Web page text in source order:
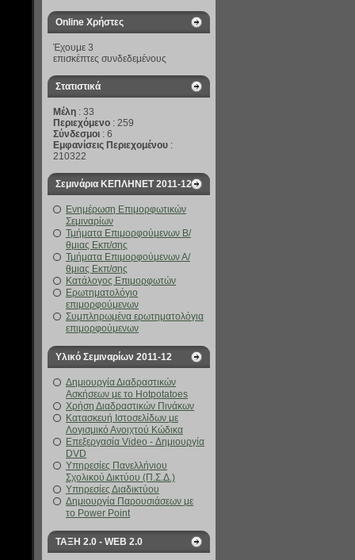
Online Χρήστες
Έχουμε 3
επισκέπτες συνδεδεμένους
Στατιστικά
Μέλη : 33
Περιεχόμενο : 259
Σύνδεσμοι : 6
Εμφανίσεις Περιεχομένου :
210322
Σεμινάρια ΚΕΠΛΗΝΕΤ 2011-12
Ενημέρωση Επιμορφωτικών
Σεμιναρίων
Τμήματα Επιμορφούμενων Β/
θμιας Εκπ/σης
Τμήματα Επιμορφούμενων Α/
θμιας Εκπ/σης
Κατάλογος Επιμορφωτών
Ερωτηματολόγιο
επιμορφούμενων
Συμπληρωμένα ερωτηματολόγια
επιμορφούμενων
Υλικό Σεμιναρίων 2011-12
Δημιουργία Διαδραστικών
Ασκήσεων με το Hotpotatoes
Χρήση Διαδραστικών Πινάκων
Κατασκευή Ιστοσελίδων με
Λογισμικό Ανοιχτού Κώδικα
Επεξεργασία Video - Δημιουργία
DVD
Υπηρεσίες Πανελλήνιου
Σχολικού Δικτύου (Π.Σ.Δ.)
Υπηρεσίες Διαδικτύου
Δημιουργία Παρουσιάσεων με
το Power Point
ΤΑΞΗ 2.0 - WEB 2.0